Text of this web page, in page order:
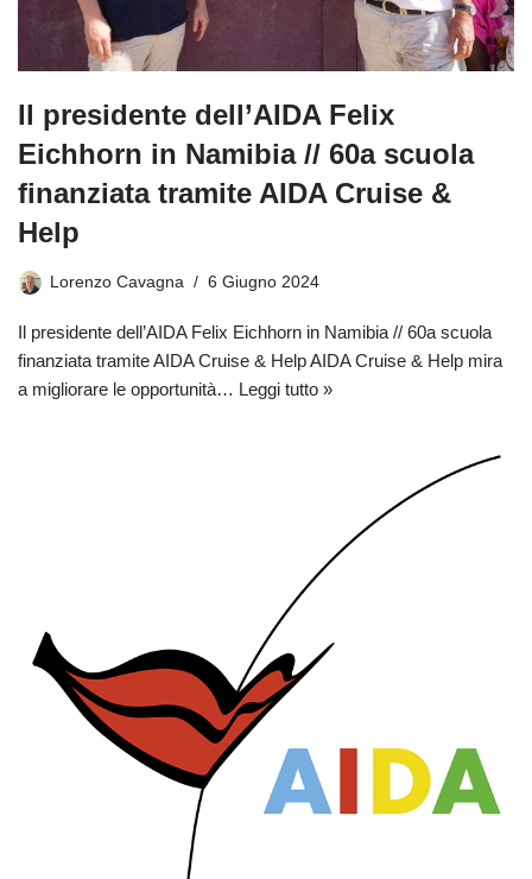
Il presidente dell’AIDA Felix
Eichhorn in Namibia // 60a scuola
finanziata tramite AIDA Cruise &
Help
Lorenzo Cavagna 6 Giugno 2024
Il presidente dell’AIDA Felix Eichhorn in Namibia // 60a scuola
finanziata tramite AIDA Cruise & Help AIDA Cruise & Help mira
a migliorare le opportunità… Leggi tutto »